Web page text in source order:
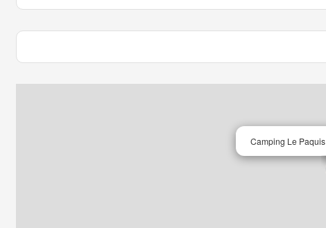
Camping Le Paquis